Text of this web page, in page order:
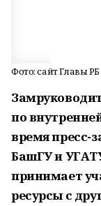
Фото: сайт Главы РБ
по
время пресс-
БашГУ и
принимает
ресурсы с